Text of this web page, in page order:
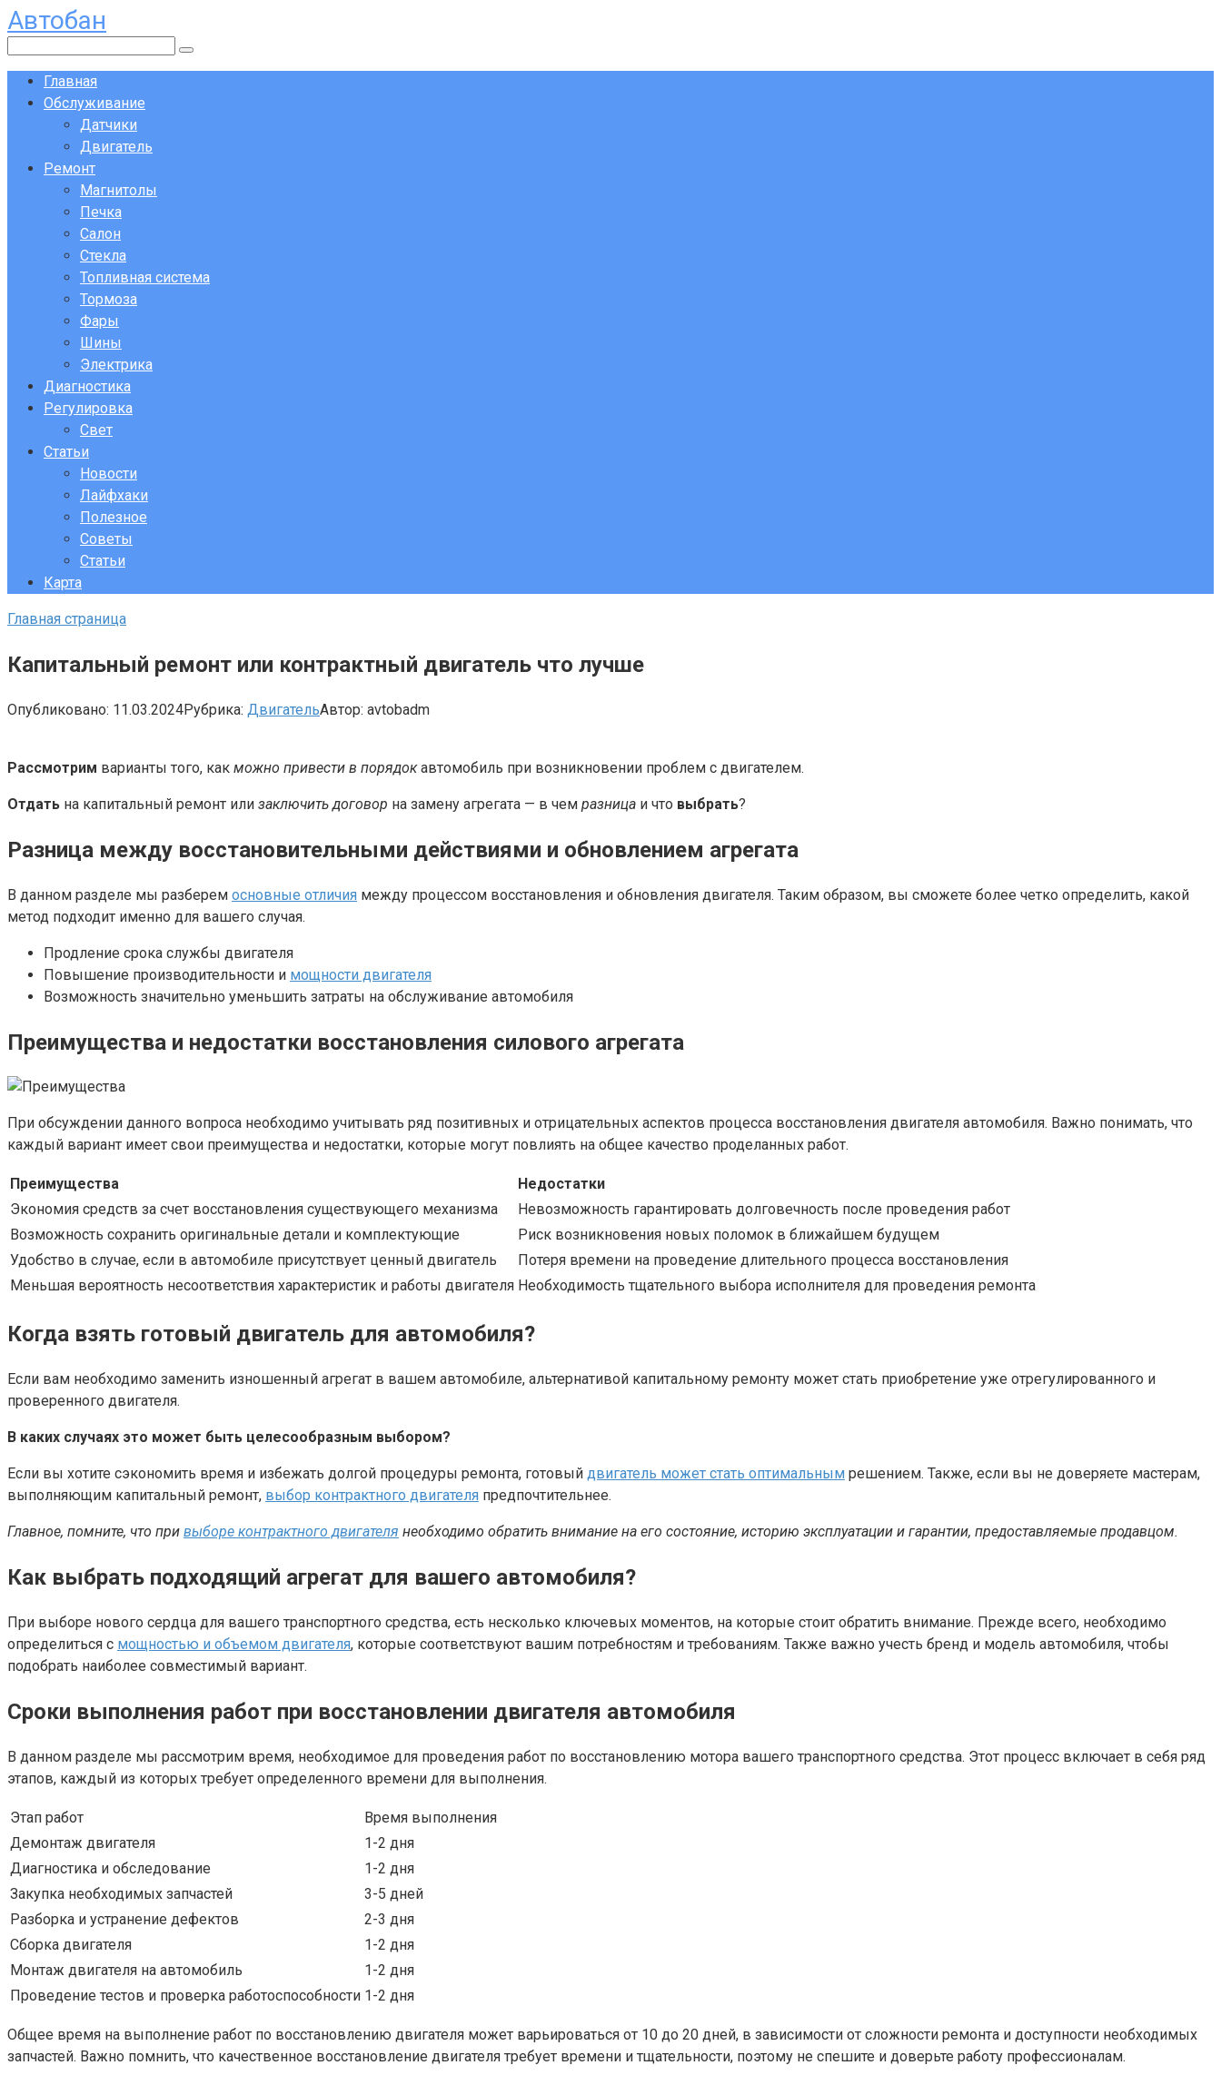
Перейти
к
контенту
Автобан
Главная
Обслуживание
Датчики
Двигатель
Ремонт
Магнитолы
Печка
Салон
Стекла
Топливная система
Тормоза
Фары
Шины
Электрика
Диагностика
Регулировка
Свет
Статьи
Новости
Лайфхаки
Полезное
Советы
Статьи
Карта
Главная страница
Капитальный ремонт или контрактный двигатель что лучше
Опубликовано: 11.03.2024Рубрика: ДвигательАвтор: avtobadm
Рассмотрим варианты того, как можно привести в порядокавтомобиль при возникновении проблем с двигателем.
Отдать на капитальный ремонт или заключить договор на замену агрегата — в чем разница и что выбрать?
Разница между восстановительными действиями и обновлением агрегата
В данном разделе мы разберем основные отличия между процессом восстановления и обновления двигателя. Таким образом, вы сможете более четко определить, какой
метод подходит именно для вашего случая.
Продление срока службы двигателя
Повышение производительности и мощности двигателя
Возможность значительно уменьшить затраты на обслуживание автомобиля
Преимущества и недостатки восстановления силового агрегата
При обсуждении данного вопроса необходимо учитывать ряд позитивных и отрицательных аспектов процесса восстановления двигателя автомобиля. Важно понимать, что
каждый вариант имеет свои преимущества и недостатки, которые могут повлиять на общее качество проделанных работ.
Преимущества
Недостатки
Экономия средств за счет восстановления существующего механизма
Невозможность гарантировать долговечность после проведения работ
Возможность сохранить оригинальные детали и комплектующие
Риск возникновения новых поломок в ближайшем будущем
Удобство в случае, если в автомобиле присутствует ценный двигатель
Потеря времени на проведение длительного процесса восстановления
Меньшая вероятность несоответствия характеристик и работы двигателя Необходимость тщательного выбора исполнителя для проведения ремонта
Когда взять готовый двигатель для автомобиля?
Если вам необходимо заменить изношенный агрегат в вашем автомобиле, альтернативой капитальному ремонту может стать приобретение уже отрегулированного и
проверенного двигателя.
В каких случаях это может быть целесообразным выбором?
Если вы хотите сэкономить время и избежать долгой процедуры ремонта, готовый двигатель может стать оптимальным решением. Также, если вы не доверяете мастерам,
выполняющим капитальный ремонт, выбор контрактного двигателя предпочтительнее.
Главное, помните, что при выборе контрактного двигателя необходимо обратить внимание на его состояние, историю эксплуатации и гарантии, предоставляемые продавцом.
Как выбрать подходящий агрегат для вашего автомобиля?
При выборе нового сердца для вашего транспортного средства, есть несколько ключевых моментов, на которые стоит обратить внимание. Прежде всего, необходимо
определиться с мощностью и объемом двигателя, которые соответствуют вашим потребностям и требованиям. Также важно учесть бренд и модель автомобиля, чтобы
подобрать наиболее совместимый вариант.
Сроки выполнения работ при восстановлении двигателя автомобиля
В данном разделе мы рассмотрим время, необходимое для проведения работ по восстановлению мотора вашего транспортного средства. Этот процесс включает в себя ряд
этапов, каждый из которых требует определенного времени для выполнения.
Этап работ
Время выполнения
Демонтаж двигателя
1-2 дня
Диагностика и обследование
1-2 дня
Закупка необходимых запчастей
3-5 дней
Разборка и устранение дефектов
2-3 дня
Сборка двигателя
1-2 дня
Монтаж двигателя на автомобиль
1-2 дня
Проведение тестов и проверка работоспособности 1-2 дня
Общее время на выполнение работ по восстановлению двигателя может варьироваться от 10 до 20 дней, в зависимости от сложности ремонта и доступности необходимых
запчастей. Важно помнить, что качественное восстановление двигателя требует времени и тщательности, поэтому не спешите и доверьте работу профессионалам.